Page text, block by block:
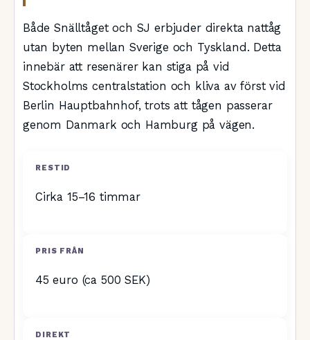
Både Snälltåget och SJ erbjuder direkta nattåg
utan byten mellan Sverige och Tyskland. Detta
innebär att resenärer kan stiga på vid
Stockholms centralstation och kliva av först vid
Berlin Hauptbahnhof, trots att tågen passerar
genom Danmark och Hamburg på vägen.
RESTID
Cirka 15–16 timmar
PRIS FRÅN
45 euro (ca 500 SEK)
DIREKT